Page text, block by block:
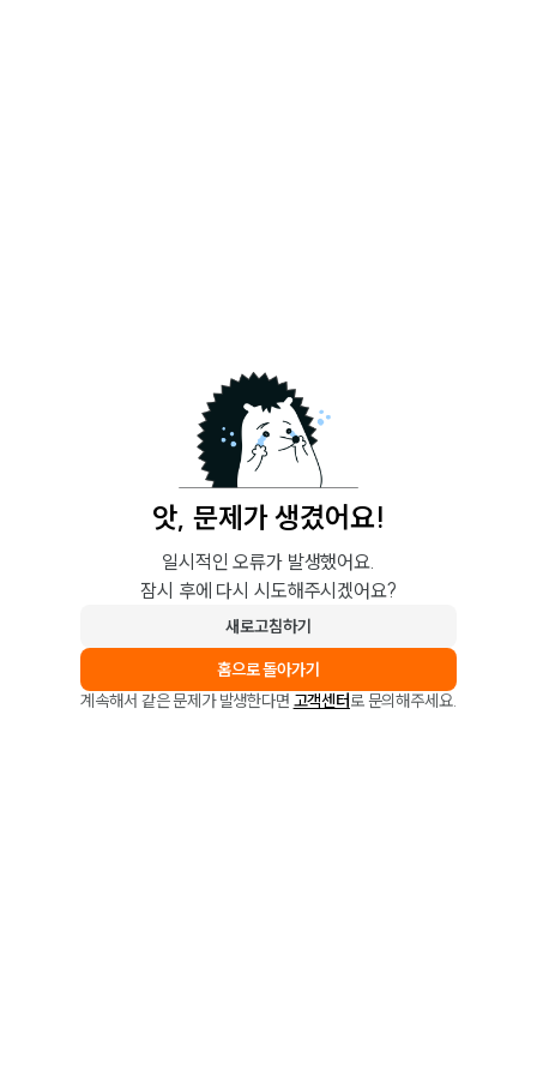
앗, 문제가 생겼어요!
일시적인 오류가 발생했어요.
잠시 후에 다시 시도해주시겠어요?
새로고침하기
홈으로 돌아가기
계속해서 같은 문제가 발생한다면 고객센터로 문의해주세요.